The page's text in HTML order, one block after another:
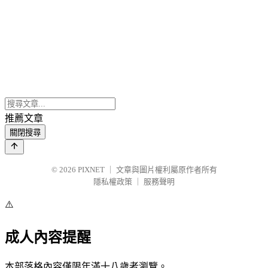
推薦文章
關閉搜尋
© 2026 PIXNET
文章與圖片權利屬原作者所有
隱私權政策
服務聲明
⚠️
成人內容提醒